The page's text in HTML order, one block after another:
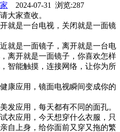
2024-07-31 浏览:287
大家查收。
就是一台电视，关闭就是一面镜
就是一面镜子，离开就是一台电
离开就是一面镜子，你喜欢怎样
智能触摸，连接网络，让你为所
康应用，镜面电视瞬间变成你的
发应用，每天都有不同的面孔。
衣应用，今天想穿什么衣服，只
自上身，给你面前又穿又拖的繁